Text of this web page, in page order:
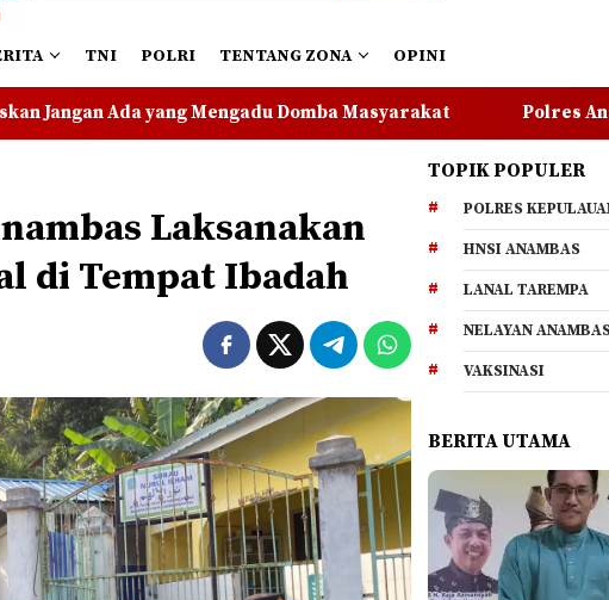
TNI POLRI TENTANG ZONA OPINI
Domba Masyarakat Polres Anambas Tegas dan
Laksanakan
di Tempat Ibadah
TOPIK POPULER
POLRES
HNSI ANAMBAS
LANAL TAREMPA
NELAYAN
VAKSINASI
BERITA UTAMA